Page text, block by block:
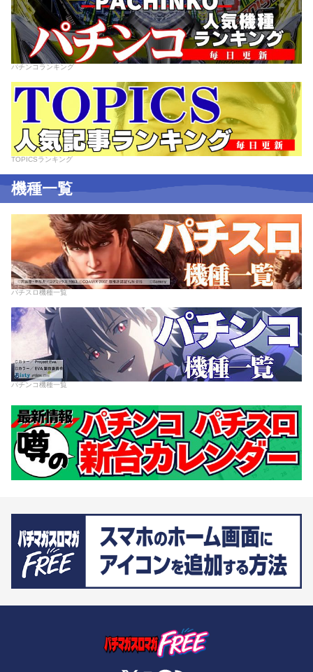
パチンコランキング
TOPICSランキング
機種一覧
パチスロ機種一覧
パチンコ機種一覧